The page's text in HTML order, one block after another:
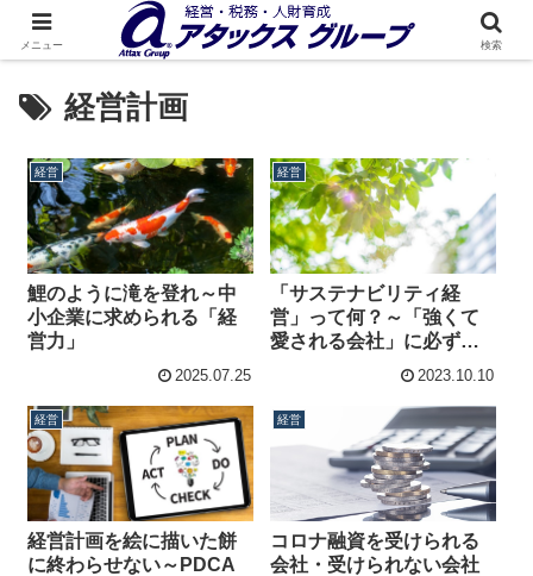
経営計画
経営
鯉のように滝を登れ～中
小企業に求められる「経
営力」
2025.07.25
経営
「サステナビリティ経
営」って何？～「強くて
愛される会社」に必ずあ
2023.10.10
経営
経営計画を絵に描いた餅
に終わらせない～PDCA
経営
コロナ融資を受けられる
会社・受けられない会社
メニュー 検索